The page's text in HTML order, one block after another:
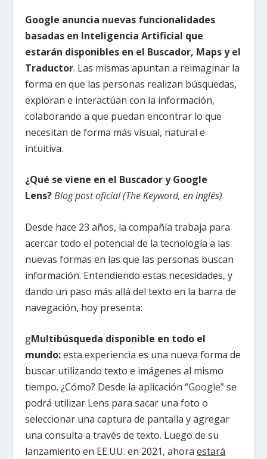
Google anuncia nuevas funcionalidades
basadas en Inteligencia Artificial que
estarán disponibles en el Buscador, Maps y el
Traductor. Las mismas apuntan a reimaginar la
forma en que las personas realizan búsquedas,
exploran e interactúan con la información,
colaborando a que puedan encontrar lo que
necesitan de forma más visual, natural e
intuitiva.
¿Qué se viene en el Buscador y Google
Lens? Blog post oficial(The Keyword, en inglés)
Desde hace 23 años, la compañía trabaja para
acercar todo el potencial de la tecnología a las
nuevas formas en las que las personas buscan
información. Entendiendo estas necesidades, y
dando un paso más allá del texto en la barra de
navegación, hoy presenta:
gMultibúsqueda disponible en todo el
mundo:esta experiencia es una nueva forma de
buscar utilizando texto e imágenes al mismo
tiempo. ¿Cómo? Desde la aplicación “Google” se
podrá utilizar Lens para sacar una foto o
seleccionar una captura de pantalla y agregar
una consulta a través de texto. Luego de su
lanzamiento en EE.UU. en 2021, ahoraestará